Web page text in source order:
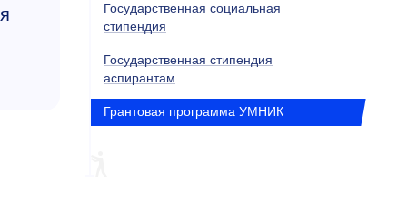
Государственная социальная
стипендия
Государственная стипендия
аспирантам
Грантовая программа УМНИК